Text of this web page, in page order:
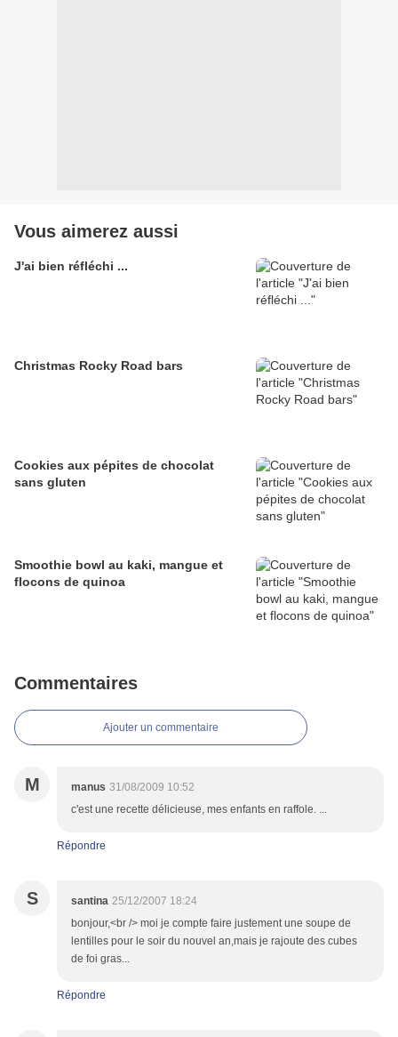
Vous aimerez aussi
J'ai bien réfléchi ...
Christmas Rocky Road bars
Cookies aux pépites de chocolat
sans gluten
Smoothie bowl au kaki, mangue et
flocons de quinoa
Commentaires
Ajouter un commentaire
M manus 31/08/2009 10:52
c'est une recette délicieuse, mes enfants en raffole. ...
Répondre
S santina 25/12/2007 18:24
bonjour,<br /> moi je compte faire justement une soupe de
lentilles pour le soir du nouvel an,mais je rajoute des cubes
de foi gras...
Répondre